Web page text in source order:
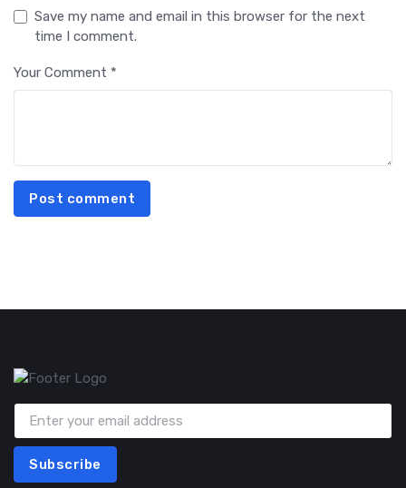
Save my name and email in this browser for the next
time I comment.
Your Comment *
Post comment
Subscribe